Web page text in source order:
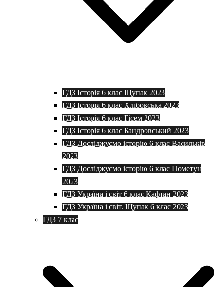
ГДЗ Історія 6 клас Щупак 2023
ГДЗ Історія 6 клас Хлібовська 2023
ГДЗ Історія 6 клас Гісем 2023
ГДЗ Історія 6 клас Бандровський 2023
ГДЗ Досліджуємо історію 6 клас Васильків
2023
ГДЗ Досліджуємо історію 6 клас Пометун
2023
ГДЗ Україна і світ 6 клас Кафтан 2023
ГДЗ Україна і світ. Щупак 6 клас 2023
ГДЗ 7 клас